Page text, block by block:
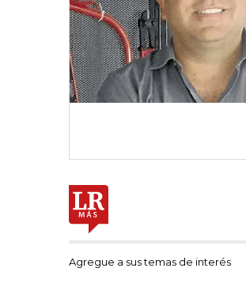
Agregue a sus temas de interés